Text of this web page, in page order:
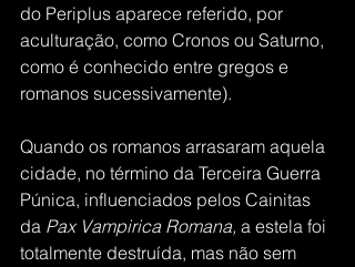
do Periplus aparece referido, por
aculturação, como Cronos ou Saturno,
como é conhecido entre gregos e
romanos sucessivamente).
Quando os romanos arrasaram aquela
cidade, no término da Terceira Guerra
Púnica, influenciados pelos Cainitas
da Pax Vampirica Romana, a estela foi
totalmente destruída, mas não sem